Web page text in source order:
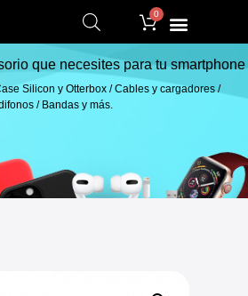
0
que necesites para tu smartphone
Silicon y Otterbox / Cables y cargadores /
/ Bandas y más.